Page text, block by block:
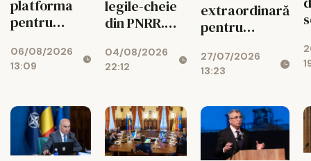
platforma
pentru
lui Nicușor
Dan
06/08/2026
13:09
legile-cheie
din PNRR.
Urbanismului
intră în
04/08/2026
22:12
extraordinară
pentru
banilor din
PNRR
27/07/2026
13:23